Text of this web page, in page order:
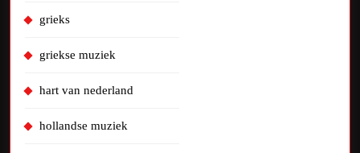
grieks
griekse muziek
hart van nederland
hollandse muziek